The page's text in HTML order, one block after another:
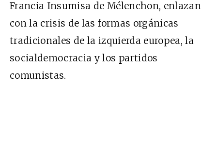
Francia Insumisa de Mélenchon, enlazan
con la crisis de las formas orgánicas
tradicionales de la izquierda europea, la
socialdemocracia y los partidos
comunistas.